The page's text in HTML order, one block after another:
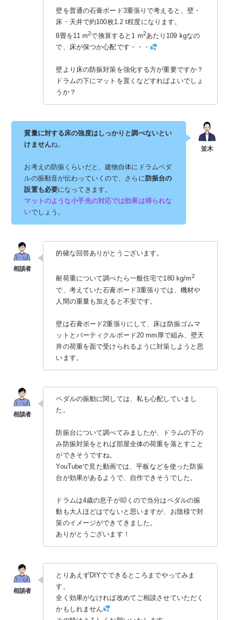
壁を普通の石膏ボード3重張りで考えると、壁・
床・天井で約100枚1.2 t程度になります。
8畳を11 m2で換算すると1 m2あたり109 kgなの
で、床が保つか心配です・・・
壁より床の防振対策を強化する方が重要ですか？
ドラムの下にマットを置くなどすればよいでしょ
うか？
質量に対する床の強度はしっかりと調べないとい
けませんね。
お考えの防振くらいだと、建物自体にドラムペダ
ルの振動音が伝わっていくので、さらに 防振台の
設置も必要になってきます。
マットのような小手先の対応では効果は得られな
いでしょう。
的確な回答ありがとうございます。
耐荷重について調べたら一般住宅で180 kg/m2
で、考えていた石膏ボード3重張りでは、機材や
人間の重量も加えると不安です。
壁は石膏ボード2重張りにして、床は防振ゴムマ
ットとパーティクルボード20 mm厚で組み、壁天
井の荷重を面で受けられるように対策しようと思
います。
ペダルの振動に関しては、私も心配していまし
た。
防振台について調べてみましたが、ドラムの下の
み防振対策をとれば部屋全体の荷重を落とすこと
ができそうですね。
YouTubeで見た動画では、平板などを使った防振
台が効果があるようで、自作できそうでした。
ドラムは4歳の息子が叩くので当分はペダルの振
動も大人ほどはでないと思いますが、お陰様で対
策のイメージができてきました。
ありがとうございます！
とりあえずDIYでできるところまでやってみま
す。
全く効果がなければ改めてご相談させていただく
かもしれません